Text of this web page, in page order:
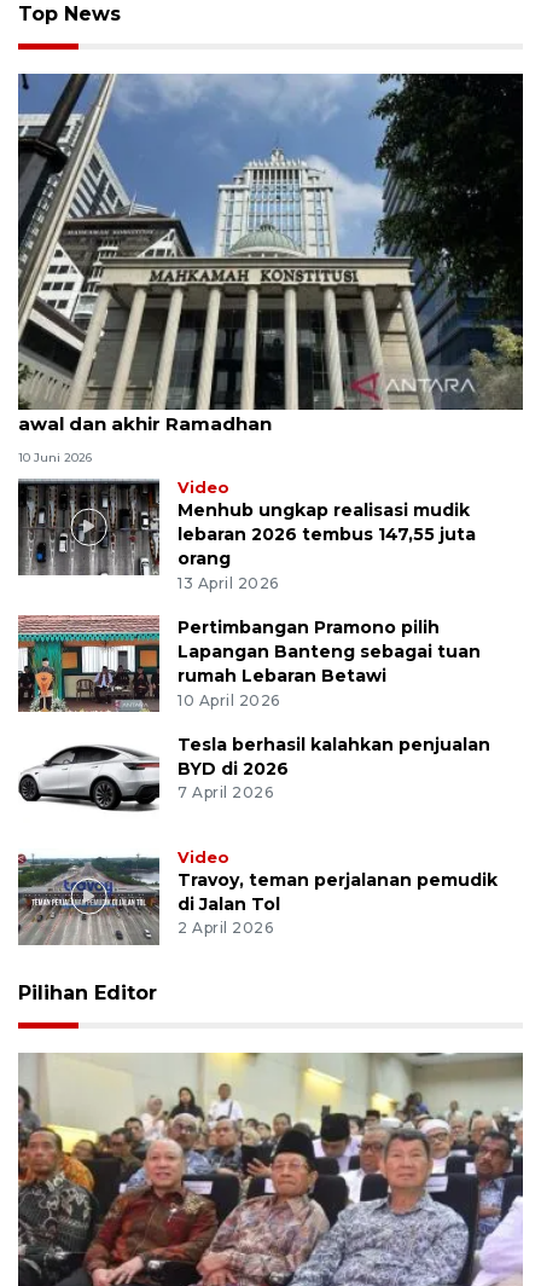
Top News
MK uji materi UU Peradilan Agama perihal isbat
awal dan akhir Ramadhan
10 Juni 2026
Video
Menhub ungkap realisasi mudik
lebaran 2026 tembus 147,55 juta
orang
13 April 2026
Pertimbangan Pramono pilih
Lapangan Banteng sebagai tuan
rumah Lebaran Betawi
10 April 2026
Tesla berhasil kalahkan penjualan
BYD di 2026
7 April 2026
Video
Travoy, teman perjalanan pemudik
di Jalan Tol
2 April 2026
Pilihan Editor